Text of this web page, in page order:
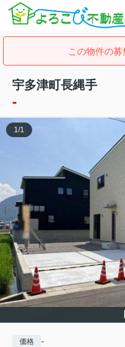
この物件の募
宇多津町長縄手
-
1/1
価格 -